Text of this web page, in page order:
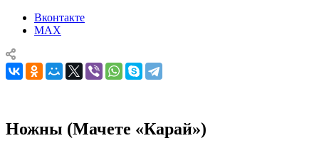
Вконтакте
MAX
Ножны (Мачете «Карай»)